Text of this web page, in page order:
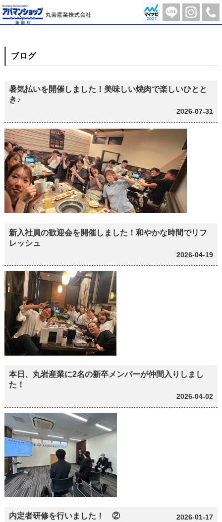
【藤井】|ブログ | 蓮田市の不動産のことならアパマンショップ蓮田店-丸岩産業株式会社-
ブログ
暑気払いを開催しました！美味しい焼肉で楽しいひとと
き♪
2026-07-31
新入社員の歓迎会を開催しました！和やかな時間でリフ
レッシュ
2026-04-19
本日、丸岩産業に2名の新卒メンバーが仲間入りしまし
た！
2026-04-02
内定者研修を行いました！ ② 2026-01-17